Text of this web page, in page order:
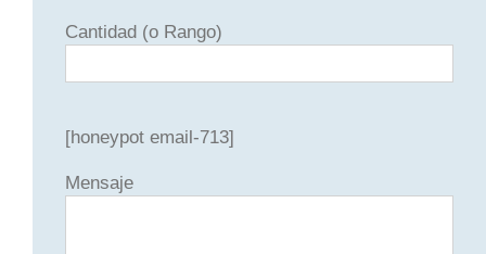
Cantidad (o Rango)
[honeypot email-713]
Mensaje